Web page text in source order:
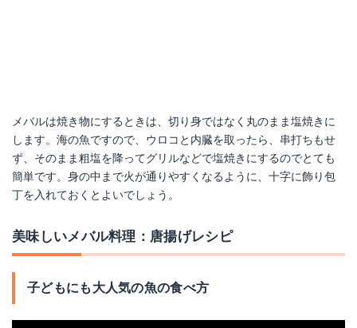
メバルは焼き物にするときは、切り身ではなく丸のまま塩焼きに
します。海の魚ですので、ウロコと内臓を取ったら、串打ちもせ
ず、そのまま粗塩を降ってグリルなどで塩焼きにするのでとても
簡単です。身の中まで火が通りやすくなるように、十字に飾り包
丁を入れておくとよいでしょう。
美味しいメバル料理：唐揚げレシピ
子どもにも大人気の魚の食べ方